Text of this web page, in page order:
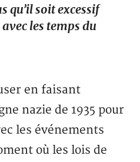
qu’il soit excessif
les temps du
en faisant
nazie de 1935 pour
les événements
où les lois de